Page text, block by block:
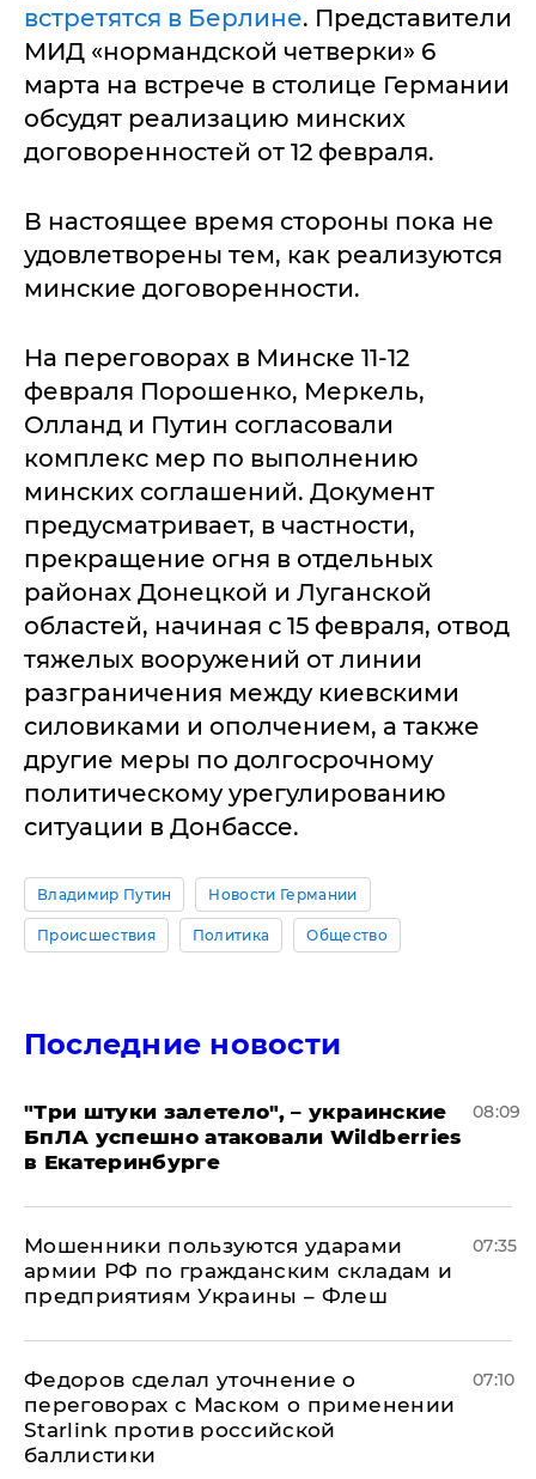
встретятся в Берлине. Представители
МИД «нормандской четверки» 6
марта на встрече в столице Германии
обсудят реализацию минских
договоренностей от 12 февраля.
В настоящее время стороны пока не
удовлетворены тем, как реализуются
минские договоренности.
На переговорах в Минске 11-12
февраля Порошенко, Меркель,
Олланд и Путин согласовали
комплекс мер по выполнению
минских соглашений. Документ
предусматривает, в частности,
прекращение огня в отдельных
районах Донецкой и Луганской
областей, начиная с 15 февраля, отвод
тяжелых вооружений от линии
разграничения между киевскими
силовиками и ополчением, а также
другие меры по долгосрочному
политическому урегулированию
ситуации в Донбассе.
Владимир Путин Новости Германии
Происшествия Политика Общество
Последние новости
"Три штуки залетело", – украинские
БпЛА успешно атаковали Wildberries
в Екатеринбурге
08:09
Мошенники пользуются ударами
армии РФ по гражданским складам и
предприятиям Украины – Флеш
07:35
Федоров сделал уточнение о
переговорах с Маском о применении
Starlink против российской
баллистики
07:10